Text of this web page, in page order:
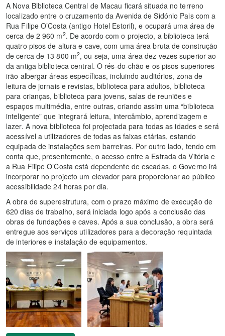
A Nova Biblioteca Central de Macau ficará situada no terreno
localizado entre o cruzamento da Avenida de Sidónio Pais com a
Rua Filipe O’Costa (antigo Hotel Estoril), e ocupará uma área de
cerca de 2 960 m2. De acordo com o projecto, a biblioteca terá
quatro pisos de altura e cave, com uma área bruta de construção
de cerca de 13 800 m2, ou seja, uma área dez vezes superior ao
da antiga biblioteca central. O rés-do-chão e os pisos superiores
irão albergar áreas específicas, incluindo auditórios, zona de
leitura de jornais e revistas, biblioteca para adultos, biblioteca
para crianças, biblioteca para jovens, salas de reuniões e
espaços multimédia, entre outras, criando assim uma “biblioteca
inteligente” que integrará leitura, intercâmbio, aprendizagem e
lazer. A nova biblioteca foi projectada para todas as idades e será
acessível a utilizadores de todas as faixas etárias, estando
equipada de instalações sem barreiras. Por outro lado, tendo em
conta que, presentemente, o acesso entre a Estrada da Vitória e
a Rua Filipe O’Costa está dependente de escadas, o Governo irá
incorporar no projecto um elevador para proporcionar ao público
acessibilidade 24 horas por dia.
A obra de superestrutura, com o prazo máximo de execução de
620 dias de trabalho, será iniciada logo após a conclusão das
obras de fundações e caves. Após a sua conclusão, a obra será
entregue aos serviços utilizadores para a decoração requintada
de interiores e instalação de equipamentos.